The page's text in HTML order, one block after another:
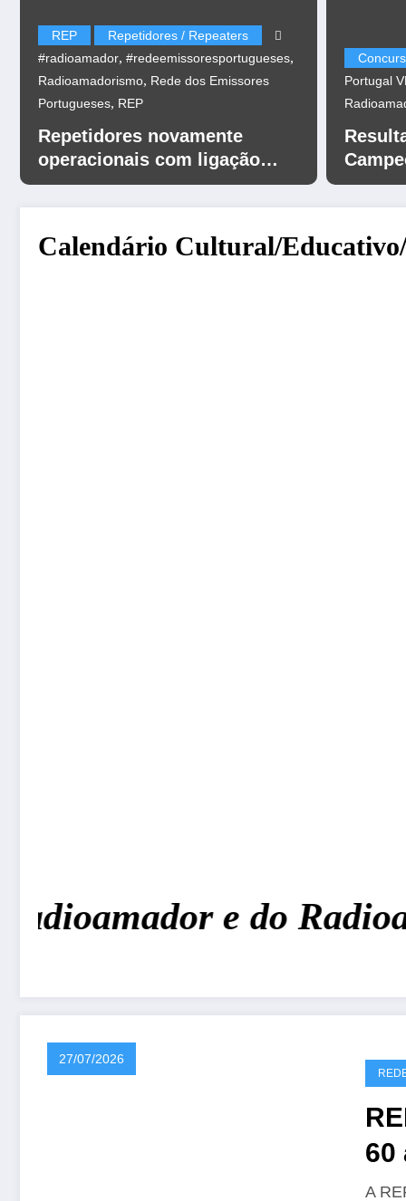
REP
Repetidores / Repeaters
#radioamador, #redeemissoresportugueses,
Radioamadorismo, Rede dos Emissores
Portugueses, REP
Repetidores novamente
operacionais com ligação
EchoLink
Portugal
UHF
Calendário Cultural/
e do
27/07/2026
60
A